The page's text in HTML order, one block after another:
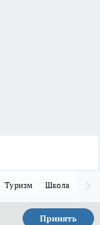
Туризм Школа
Принять